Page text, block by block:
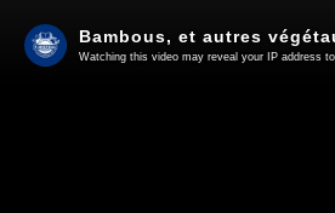
Watching this video may reveal your IP address to